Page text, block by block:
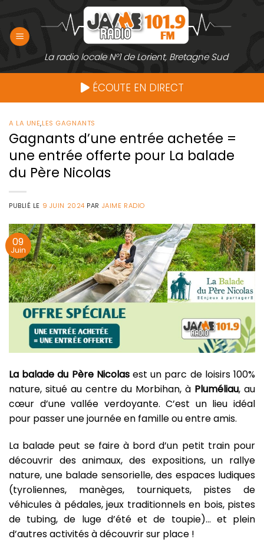
contenu
La radio locale N°1 de Lorient, Bretagne Sud
ÉCOUTE EN DIRECT
A LA UNE,LES GAGNANTS
Gagnants d’une entrée achetée =
une entrée offerte pour La balade
du Père Nicolas
PUBLIÉ LE 9 JUIN 2024 PAR JAIME RADIO
09
Juin
La balade du Père Nicolasest un parc de loisirs 100%
nature, situé au centre du Morbihan, à Pluméliau, au
cœur d’une vallée verdoyante. C’est un lieu idéal
pour passer une journée en famille ou entre amis.
La balade peut se faire à bord d’un petit train pour
découvrir des animaux, des expositions, un rallye
nature, une balade sensorielle, des espaces ludiques
(tyroliennes, manèges, tourniquets, pistes de
véhicules à pédales, jeux traditionnels en bois, pistes
de tubing, de luge d’été et de toupie)… et plein
d’autres activités à découvrir sur place !